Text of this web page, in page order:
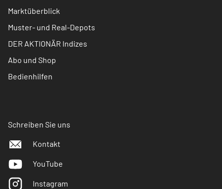
Marktüberblick
Muster- und Real-Depots
DER AKTIONÄR Indizes
Abo und Shop
Bedienhilfen
Schreiben Sie uns
Kontakt
YouTube
Instagram